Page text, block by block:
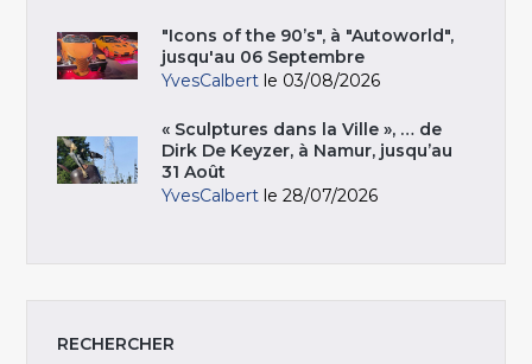
"Icons of the 90’s", à "Autoworld",
jusqu'au 06 Septembre
YvesCalbert le 03/08/2026
« Sculptures dans la Ville », … de
Dirk De Keyzer, à Namur, jusqu’au
31 Août
YvesCalbert le 28/07/2026
RECHERCHER